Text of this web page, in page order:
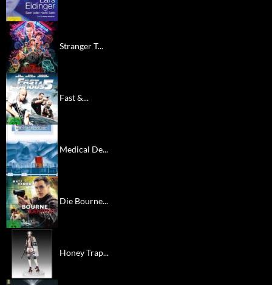
Stranger T...
Fast &...
Medical De...
Die Bourne...
Honey Trap...